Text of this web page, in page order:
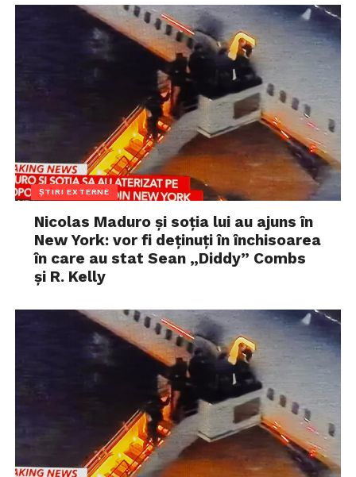
ȘTIRI EXTERNE
Nicolas Maduro și soția lui au ajuns în
New York: vor fi deținuți în închisoarea
în care au stat Sean „Diddy” Combs
și R. Kelly